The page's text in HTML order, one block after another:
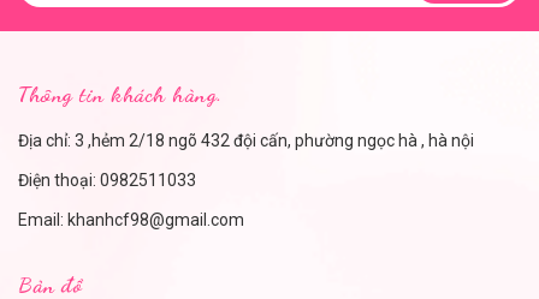
Thông tin khách hàng.
Địa chỉ: 3 ,hẻm 2/18 ngõ 432 đội cấn, phường ngọc hà , hà nội
Điện thoại: 0982511033
Email: khanhcf98@gmail.com
Bản đồ